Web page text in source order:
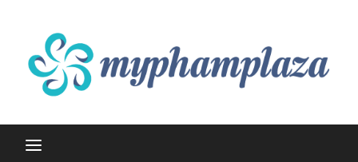
content
myphamplaza.vn